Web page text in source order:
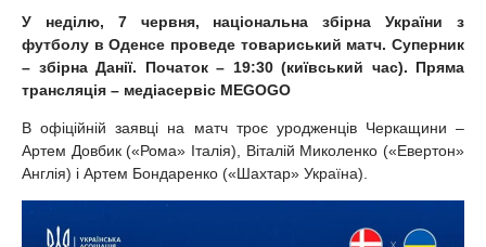
У неділю, 7 червня, національна збірна України з
футболу в Оденсе проведе товариський матч. Суперник
– збірна Данії. Початок – 19:30 (київський час). Пряма
трансляція – медіасервіс MEGOGO
В офіційній заявці на матч троє уродженців Черкащини –
Артем Довбик («Рома» Італія), Віталій Миколенко («Евертон»
Англія) і Артем Бондаренко («Шахтар» Україна).